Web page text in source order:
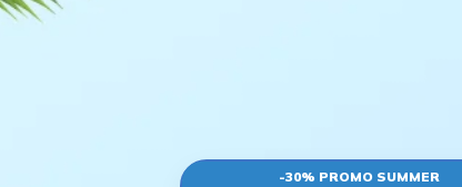
-30% PROMO SUMMER